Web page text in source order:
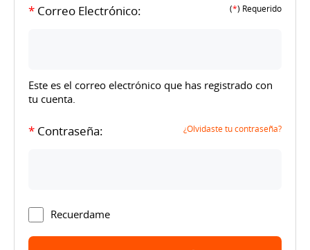
* Correo Electrónico:
Este es el correo electrónico que has registrado con
tu cuenta.
(*) Requerido
* Contraseña: ¿Olvidaste tu contraseña?
Recuerdame